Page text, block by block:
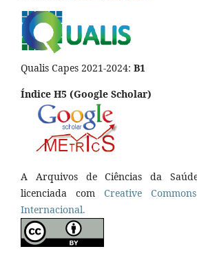
Qualis Capes 2021-2024: B1
Índice H5 (Google Scholar)
A Arquivos de Ciências da
licenciada com Creative
Internacional.